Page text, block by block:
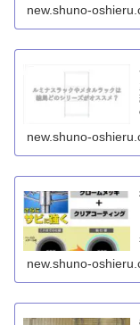
new.shuno-
new.shuno-
new.shuno-